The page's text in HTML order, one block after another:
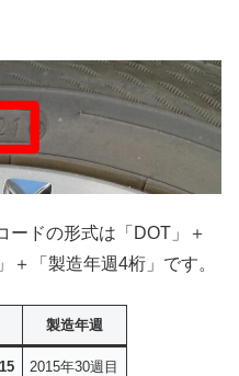
ードの形式は「DOT」＋
＋「製造年週4桁」です。
製造年週
2015年30週目